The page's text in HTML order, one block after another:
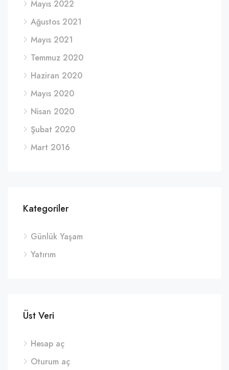
Mayıs 2022
Ağustos 2021
Mayıs 2021
Temmuz 2020
Haziran 2020
Mayıs 2020
Nisan 2020
Şubat 2020
Mart 2016
Kategoriler
Günlük Yaşam
Yatırım
Üst Veri
Hesap aç
Oturum aç